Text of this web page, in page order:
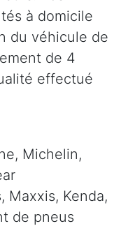
à domicile
du véhicule de
de 4
effectué
Michelin,
Maxxis, Kenda,
de pneus